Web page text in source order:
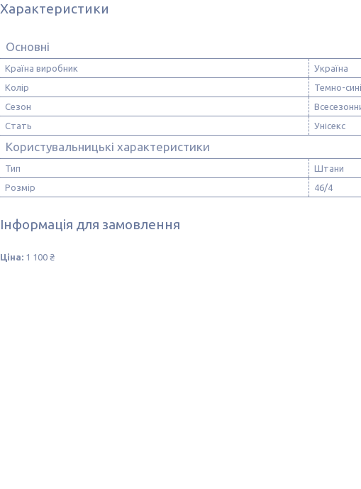
Характеристики
Основні
Країна виробник
Україна
Колір
Темно-
Сезон
Стать
Унісекс
Користувальницькі характеристики
Тип
Штани
Розмір
46/4
Інформація для замовлення
Ціна: 1 100 ₴